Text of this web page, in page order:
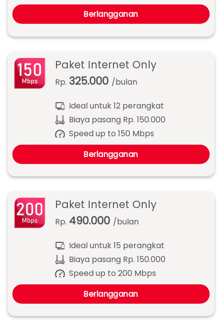
Berlangganan
Paket Internet Only
Rp. 325.000 /bulan
Ideal untuk 12 perangkat
Biaya pasang Rp. 150.000
Speed up to 150 Mbps
Berlangganan
Paket Internet Only
Rp. 490.000 /bulan
Ideal untuk 15 perangkat
Biaya pasang Rp. 150.000
Speed up to 200 Mbps
Berlangganan